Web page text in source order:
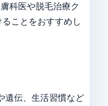
科医や脱毛治療ク
ことをおすすめし
遺伝、生活習慣など